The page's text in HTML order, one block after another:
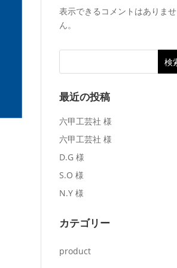
表示できるコメントはありませ
ん。
最近の投稿
六甲工芸社 様
六甲工芸社 様
D.G 様
S.O 様
N.Y 様
カテゴリー
product